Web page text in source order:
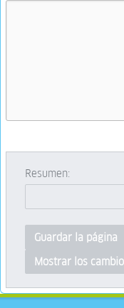
Resumen:
Guardar la página
Mostrar los